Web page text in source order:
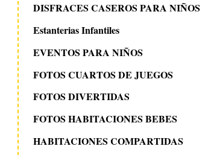
DISFRACES CASEROS PARA NIÑOS
Estanterias Infantiles
EVENTOS PARA NIÑOS
FOTOS CUARTOS DE JUEGOS
FOTOS DIVERTIDAS
FOTOS HABITACIONES BEBES
HABITACIONES COMPARTIDAS